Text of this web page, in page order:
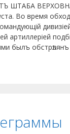
ШТАБА
Во время
артиллеріей
былъ